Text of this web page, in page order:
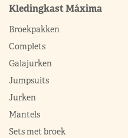
Kledingkast Máxima
Broekpakken
Complets
Galajurken
Jumpsuits
Jurken
Mantels
Sets met broek